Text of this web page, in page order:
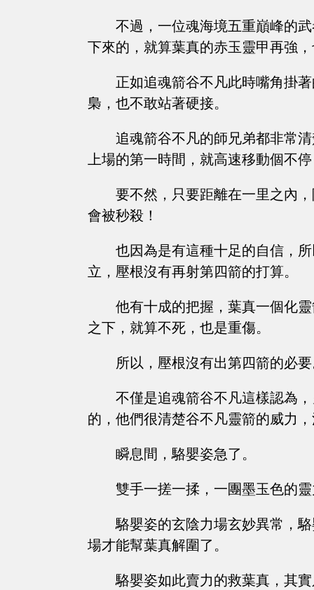
不過，一位魂海境五重巔峰的
下來的，就算葉真的赤玉靈甲再強
正如追魂箭谷不凡此時嘴角掛
梟，也不敢站著硬接。
追魂箭谷不凡的師兄弟都非常
上場的第一時間，就高速移動個不
要不然，只要距離在一里之內
會被秒殺！
也因為是有這種十足的自信，
立，壓根沒有再射第四箭的打算。
他有十成的把握，葉真一個化
之下，就算不死，也是重傷。
所以，壓根沒有出第四箭的必
不僅是追魂箭谷不凡這樣認為
的，他們很清楚谷不凡靈箭的威力
瞬息間，駱嬰姿急了。
雙手一搓一揉，一團墨玉色的
駱嬰姿的玄陰力場玄妙異常，
場才能幫葉真解圍了。
駱嬰姿如此賣力的救葉真，其